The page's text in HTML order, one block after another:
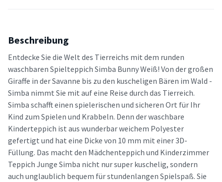
Beschreibung
Entdecke Sie die Welt des Tierreichs mit dem runden
waschbaren Spielteppich Simba Bunny Weiß! Von der großen
Giraffe in der Savanne bis zu den kuscheligen Bären im Wald -
Simba nimmt Sie mit auf eine Reise durch das Tierreich.
Simba schafft einen spielerischen und sicheren Ort für Ihr
Kind zum Spielen und Krabbeln. Denn der waschbare
Kinderteppich ist aus wunderbar weichem Polyester
gefertigt und hat eine Dicke von 10 mm mit einer 3D-
Füllung. Das macht den Mädchenteppich und Kinderzimmer
Teppich Junge Simba nicht nur super kuschelig, sondern
auch unglaublich bequem für stundenlangen Spielspaß. Sie